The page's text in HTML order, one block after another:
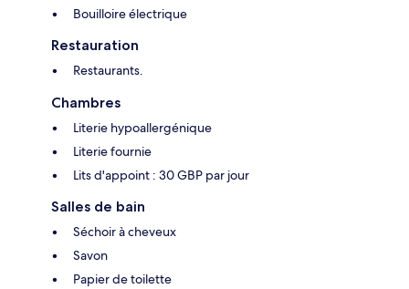
Bouilloire électrique
Restauration
Restaurants.
Chambres
Literie hypoallergénique
Literie fournie
Lits d'appoint : 30 GBP par jour
Salles de bain
Séchoir à cheveux
Savon
Papier de toilette